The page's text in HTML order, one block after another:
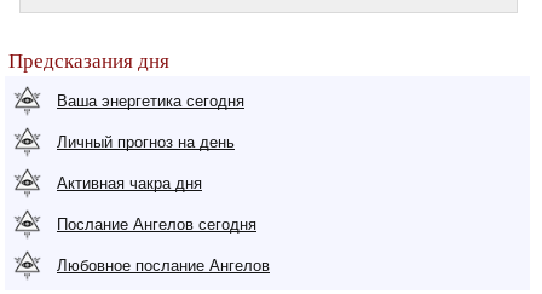
Предсказания дня
Ваша энергетика сегодня
Личный прогноз на день
Активная чакра дня
Послание Ангелов сегодня
Любовное послание Ангелов